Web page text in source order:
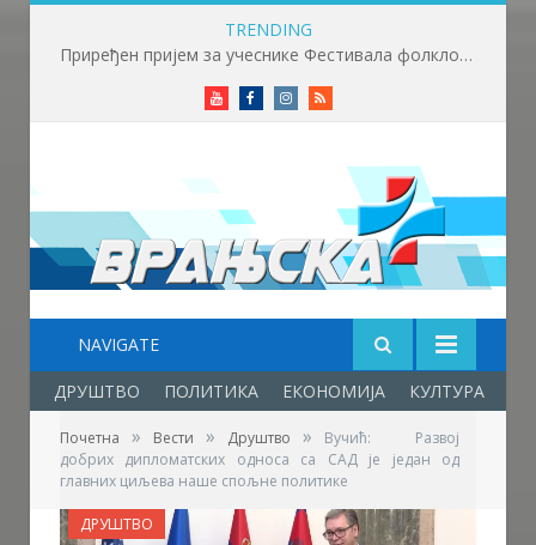
TRENDING
Приређен пријем за учеснике Фестивала фолклора у Врањској Бањи
YoutubeFacebookInstagram
RSS
NAVIGATE
ДРУШТВО ПОЛИТИКА ЕКОНОМИЈА КУЛТУРА
Почетна » Вести » Друштво »
Вучић: Развој
добрих дипломатских односа са САД је један од
главних циљева наше спољне политике
ДРУШТВО